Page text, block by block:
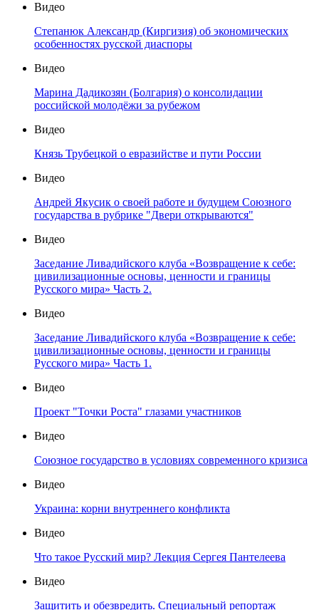
Видео
Степанюк Александр (Киргизия) об экономических
особенностях русской диаспоры
Видео
Марина Дадикозян (Болгария) о консолидации
российской молодёжи за рубежом
Видео
Князь Трубецкой о евразийстве и пути России
Видео
Андрей Якусик о своей работе и будущем Союзного
государства в рубрике "Двери открываются"
Видео
Заседание Ливадийского клуба «Возвращение к себе:
цивилизационные основы, ценности и границы
Русского мира» Часть 2.
Видео
Заседание Ливадийского клуба «Возвращение к себе:
цивилизационные основы, ценности и границы
Русского мира» Часть 1.
Видео
Проект "Точки Роста" глазами участников
Видео
Союзное государство в условиях современного кризиса
Видео
Украина: корни внутреннего конфликта
Видео
Что такое Русский мир? Лекция Сергея Пантелеева
Видео
Защитить и обезвредить. Специальный репортаж